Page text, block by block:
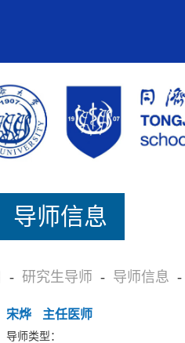
导师信息
- 研究生导师 - 导师信息 -
宋烨 主任医师
导师类型：